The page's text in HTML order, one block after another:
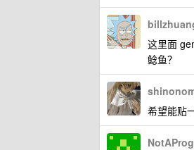
这里面
鲶鱼？
希望能贴